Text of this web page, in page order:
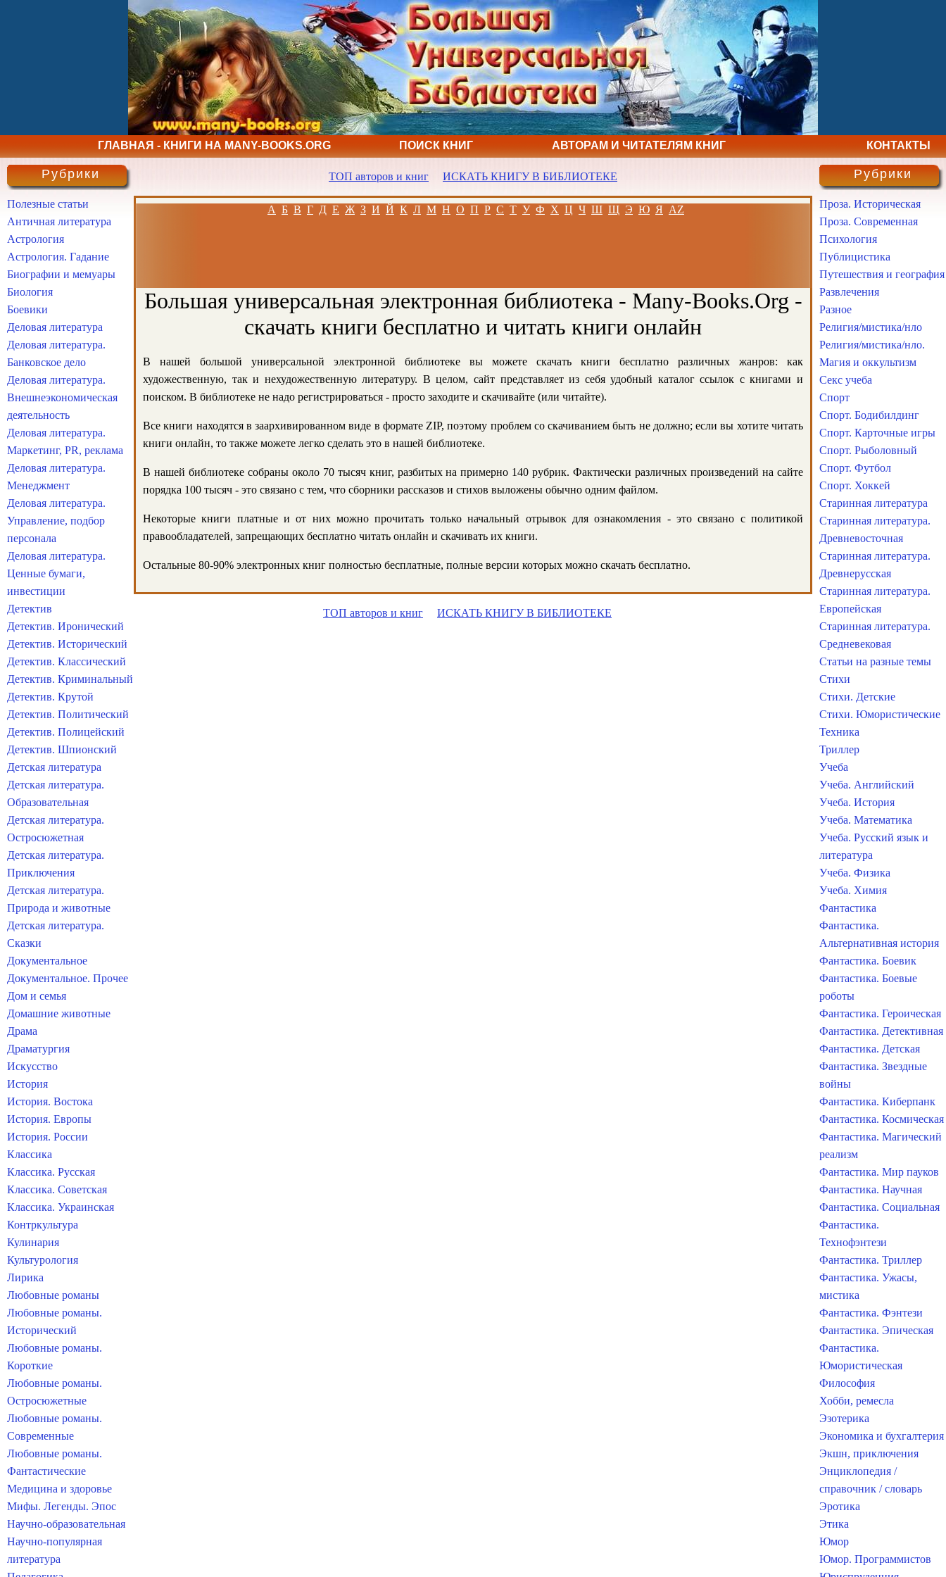
ГЛАВНАЯ - КНИГИ НА MANY-BOOKS.ORG ПОИСК КНИГ АВТОРАМ И ЧИТАТЕЛЯМ КНИГ КОНТАКТЫ
ТОП авторов и книг ИСКАТЬ КНИГУ В БИБЛИОТЕКЕ
А Б В Г Д Е Ж З И Й К Л М Н О П Р С Т У Ф Х Ц Ч Ш Щ Э Ю Я AZ
Большая универсальная электронная библиотека - Many-Books.Org -
скачать книги бесплатно и читать книги онлайн
В нашей большой универсальной электронной библиотеке вы можете скачать книги бесплатно различных жанров: как
художественную, так и нехудожественную литературу. В целом, сайт представляет из себя удобный каталог ссылок с книгами и
поиском. В библиотеке не надо регистрироваться - просто заходите и скачивайте (или читайте).
Все книги находятся в заархивированном виде в формате ZIP, поэтому проблем со скачиванием быть не должно; если вы хотите читать
книги онлайн, то также можете легко сделать это в нашей библиотеке.
В нашей библиотеке собраны около 70 тысяч книг, разбитых на примерно 140 рубрик. Фактически различных произведений на сайте
порядка 100 тысяч - это связано с тем, что сборники рассказов и стихов выложены обычно одним файлом.
Некоторые книги платные и от них можно прочитать только начальный отрывок для ознакомления - это связано с политикой
правообладателей, запрещающих бесплатно читать онлайн и скачивать их книги.
Остальные 80-90% электронных книг полностью бесплатные, полные версии которых можно скачать бесплатно.
ТОП авторов и книг ИСКАТЬ КНИГУ В БИБЛИОТЕКЕ
Рубрики
Полезные статьи
Античная литература
Астрология
Астрология. Гадание
Биографии и мемуары
Биология
Боевики
Деловая литература
Деловая литература.
Банковское дело
Деловая литература.
Внешнеэкономическая
деятельность
Деловая литература.
Маркетинг, PR, реклама
Деловая литература.
Менеджмент
Деловая литература.
Управление, подбор
персонала
Деловая литература.
Ценные бумаги,
инвестиции
Детектив
Детектив. Иронический
Детектив. Исторический
Детектив. Классический
Детектив. Криминальный
Детектив. Крутой
Детектив. Политический
Детектив. Полицейский
Детектив. Шпионский
Детская литература
Детская литература.
Образовательная
Детская литература.
Остросюжетная
Детская литература.
Приключения
Детская литература.
Природа и животные
Детская литература.
Сказки
Документальное
Документальное. Прочее
Дом и семья
Домашние животные
Драма
Драматургия
Искусство
История
История. Востока
История. Европы
История. России
Классика
Классика. Русская
Классика. Советская
Классика. Украинская
Контркультура
Кулинария
Культурология
Лирика
Любовные романы
Любовные романы.
Исторический
Любовные романы.
Короткие
Любовные романы.
Остросюжетные
Любовные романы.
Современные
Любовные романы.
Фантастические
Медицина и здоровье
Мифы. Легенды. Эпос
Научно-образовательная
Научно-популярная
литература
Рубрики
Проза. Историческая
Проза. Современная
Психология
Публицистика
Путешествия и география
Развлечения
Разное
Религия/мистика/нло
Религия/мистика/нло.
Магия и оккультизм
Секс учеба
Спорт
Спорт. Бодибилдинг
Спорт. Карточные игры
Спорт. Рыболовный
Спорт. Футбол
Спорт. Хоккей
Старинная литература
Старинная литература.
Древневосточная
Старинная литература.
Древнерусская
Старинная литература.
Европейская
Старинная литература.
Средневековая
Статьи на разные темы
Стихи
Стихи. Детские
Стихи. Юмористические
Техника
Триллер
Учеба
Учеба. Английский
Учеба. История
Учеба. Математика
Учеба. Русский язык и
литература
Учеба. Физика
Учеба. Химия
Фантастика
Фантастика.
Альтернативная история
Фантастика. Боевик
Фантастика. Боевые
роботы
Фантастика. Героическая
Фантастика. Детективная
Фантастика. Детская
Фантастика. Звездные
войны
Фантастика. Киберпанк
Фантастика. Космическая
Фантастика. Магический
реализм
Фантастика. Мир пауков
Фантастика. Научная
Фантастика. Социальная
Фантастика.
Технофэнтези
Фантастика. Триллер
Фантастика. Ужасы,
мистика
Фантастика. Фэнтези
Фантастика. Эпическая
Фантастика.
Юмористическая
Философия
Хобби, ремесла
Эзотерика
Экономика и бухгалтерия
Экшн, приключения
Энциклопедия /
справочник / словарь
Эротика
Этика
Юмор
Юмор. Программистов